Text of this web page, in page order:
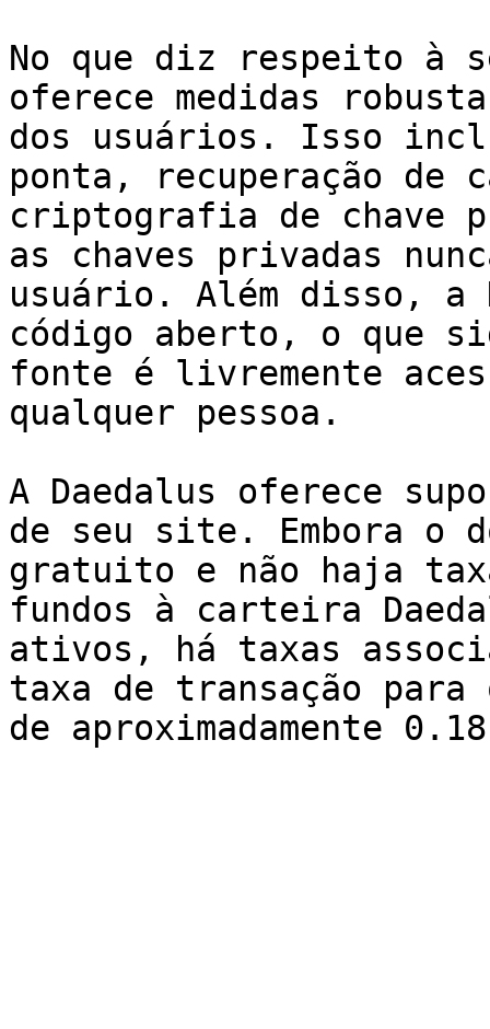
No que diz respeito à
oferece medidas
dos usuários. Isso
ponta, recuperação
criptografia de chave
as chaves privadas
usuário. Além disso, a
código aberto, o que
fonte é livremente
qualquer pessoa.
A Daedalus oferece
de seu site. Embora o
gratuito e não haja
fundos à carteira
ativos, há taxas
taxa de transação para